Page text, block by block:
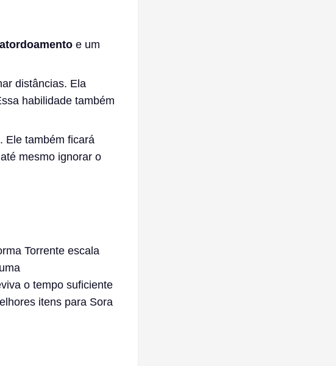
e um
distâncias. Ela
habilidade também
Ele também ficará
mesmo ignorar o
Torrente escala
o tempo suficiente
itens para Sora